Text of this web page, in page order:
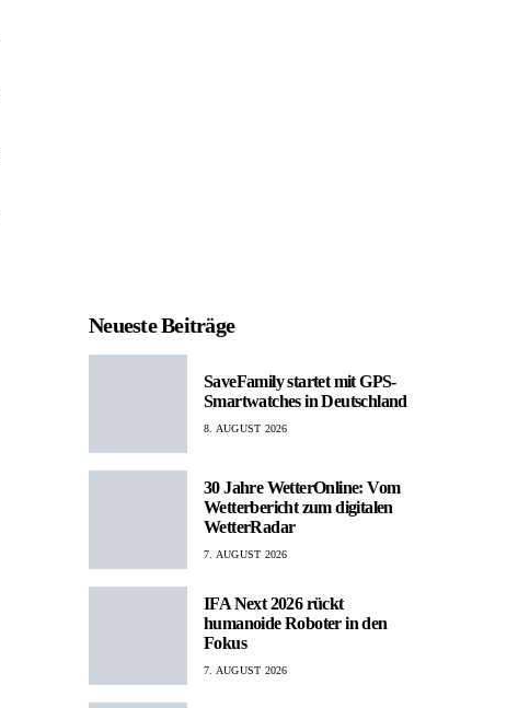
Neueste Beiträge
SaveFamily startet mit GPS-
Smartwatches in Deutschland
8. AUGUST 2026
30 Jahre WetterOnline: Vom
Wetterbericht zum digitalen
WetterRadar
7. AUGUST 2026
IFA Next 2026 rückt
humanoide Roboter in den
Fokus
7. AUGUST 2026